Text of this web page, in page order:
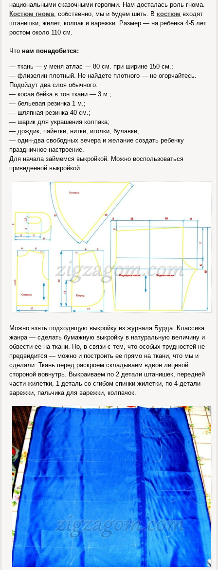
национальными сказочными героями. Нам досталась роль гнома.
Костюм гнома, собственно, мы и будем шить. В костюм входят
штанишки, жилет, колпак и варежки. Размер — на ребенка 4-5 лет
ростом около 110 см.
Чтонам понадобится:
— ткань — у меня атлас — 80 см. при ширине 150 см.;
— флизелин плотный. Не найдете плотного — не огорчайтесь.
Подойдут два слоя обычного.
— косая бейка в тон ткани — 3 м.;
— бельевая резинка 1 м.;
— шляпная резинка 40 см.;
— шарик для украшения колпака;
— дождик, пайетки, нитки, иголки, булавки;
— один-два свободных вечера и желание создать ребенку
праздничное настроение.
Для начала займемся выкройкой. Можно воспользоваться
приведенной выкройкой.
Можно взять подходящую выкройку из журнала Бурда. Классика
жанра — сделать бумажную выкройку в натуральную величину и
обвести ее на ткани. Но, в связи с тем, что особых трудностей не
предвидится — можно и построить ее прямо на ткани, что мы и
сделали. Ткань перед раскроем складываем вдвое лицевой
стороной вовнутрь. Выкраиваем по 2 детали штанишек, передней
части жилетки, 1 деталь со сгибом спинки жилетки, по 4 детали
варежки, пальчика для варежки, колпачок.